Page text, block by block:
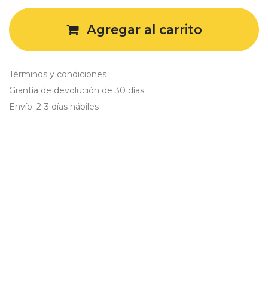
Agregar al carrito
Términos y condiciones
Grantía de devolución de 30 días
Envío: 2-3 días hábiles